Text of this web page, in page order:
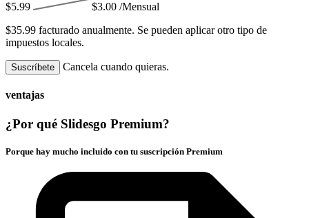
$5.99 $3.00 /Mensual
$35.99 facturado anualmente. Se pueden aplicar otro tipo de
impuestos locales.
Suscríbete Cancela cuando quieras.
ventajas
¿Por qué Slidesgo Premium?
Porque hay mucho incluido con tu suscripción Premium